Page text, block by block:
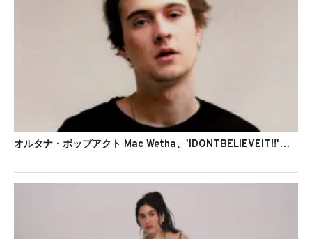
オルタナ・ポップアクト Mac Wetha、'IDONTBELIEVEIT!!'のMVを公開